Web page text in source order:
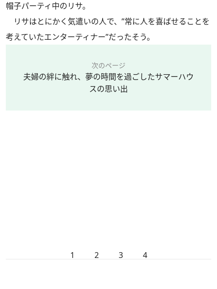
帽子パーティ中のリサ。
リサはとにかく気遣いの人で、”常に人を喜ばせることを
考えていたエンターティナー”だったそう。
次のページ
夫婦の絆に触れ、夢の時間を過ごしたサマーハウ
スの思い出
1 2 3 4